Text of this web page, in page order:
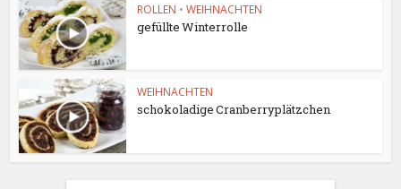
ROLLEN • WEIHNACHTEN
gefüllte Winterrolle
WEIHNACHTEN
schokoladige Cranberryplätzchen